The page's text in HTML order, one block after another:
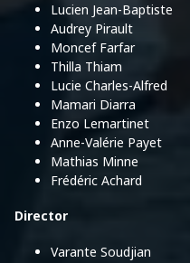
Lucien Jean-Baptiste
Audrey Pirault
Moncef Farfar
Thilla Thiam
Lucie Charles-Alfred
Mamari Diarra
Enzo Lemartinet
Anne-Valérie Payet
Mathias Minne
Frédéric Achard
Director
Varante Soudjian